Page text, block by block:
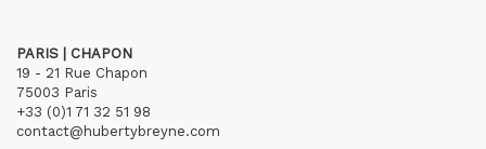
PARIS | CHAPON
19 - 21 Rue Chapon
75003 Paris
+33 (0)1 71 32 51 98
contact@hubertybreyne.com